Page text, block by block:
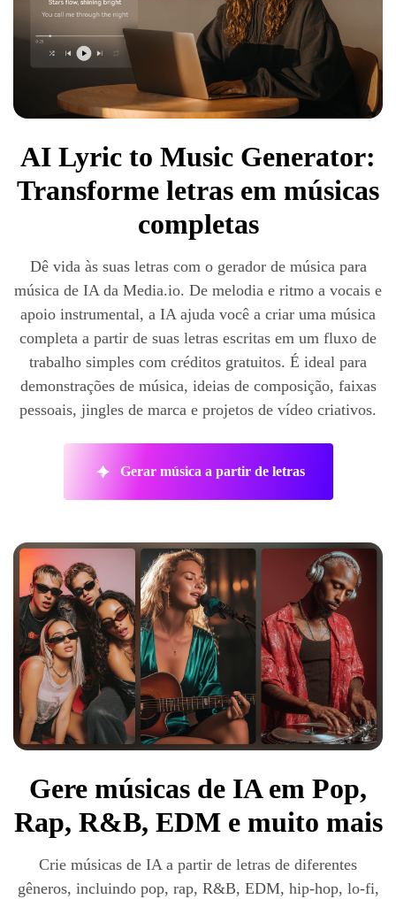
AI Lyric to Music Generator:
Transforme letras em músicas
completas
Dê vida às suas letras com o gerador de música para
música de IA da Media.io. De melodia e ritmo a vocais e
apoio instrumental, a IA ajuda você a criar uma música
completa a partir de suas letras escritas em um fluxo de
trabalho simples com créditos gratuitos. É ideal para
demonstrações de música, ideias de composição, faixas
pessoais, jingles de marca e projetos de vídeo criativos.
Gerar música a partir de letras
Gere músicas de IA em Pop,
Rap, R&B, EDM e muito mais
Crie músicas de IA a partir de letras de diferentes
gêneros, incluindo pop, rap, R&B, EDM, hip-hop, lo-fi,